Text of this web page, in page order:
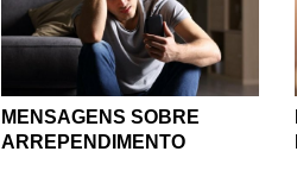
MENSAGENS SOBRE
ARREPENDIMENTO